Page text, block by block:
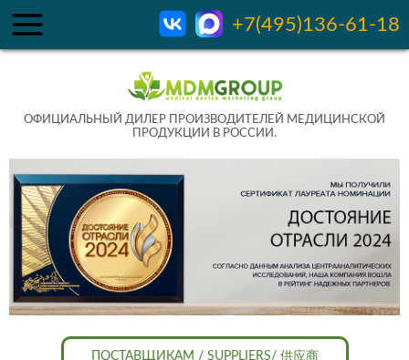
+7(495)136-61-18
ОФИЦИАЛЬНЫЙ ДИЛЕР ПРОИЗВОДИТЕЛЕЙ МЕДИЦИНСКОЙ
ПРОДУКЦИИ В РОССИИ.
ПОСТАВЩИКАМ / SUPPLIERS/ 供应商